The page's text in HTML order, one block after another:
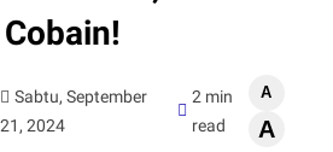
Sabtu, September
21, 2024
2 min
read
A
A